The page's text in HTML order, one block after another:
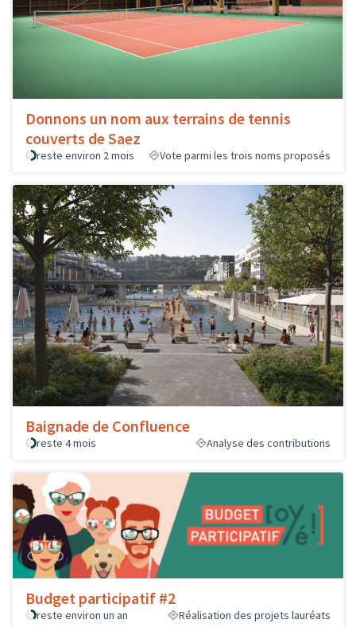
Donnons un nom aux terrains de tennis
couverts de Saez
reste environ 2 mois Vote parmi les trois noms proposés
Baignade de Confluence
reste 4 mois Analyse des contributions
Budget participatif #2
reste environ un an Réalisation des projets lauréats